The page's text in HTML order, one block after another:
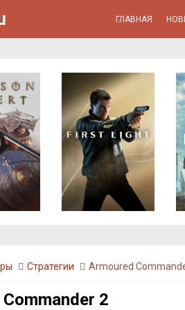
ГЛАВНАЯ
Стратегии Armoured
2